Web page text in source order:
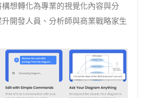
想轉化為專業的視覺化內容與分
開發人員、分析師與商業戰略家生